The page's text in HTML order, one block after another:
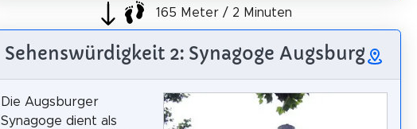
165 Meter / 2 Minuten
Sehenswürdigkeit 2: Synagoge Augsburg
Die Augsburger
Synagoge dient als